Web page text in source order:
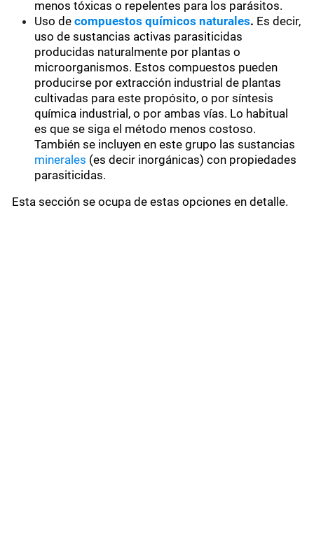
menos tóxicas o repelentes para los parásitos.
Uso decompuestos químicos naturales. Es decir,
uso de sustancias activas parasiticidas
producidas naturalmente por plantas o
microorganismos. Estos compuestos pueden
producirse por extracción industrial de plantas
cultivadas para este propósito, o por síntesis
química industrial, o por ambas vías. Lo habitual
es que se siga el método menos costoso.
También se incluyen en este grupo las sustancias
minerales (es decir inorgánicas) con propiedades
parasiticidas.
Esta sección se ocupa de estas opciones en detalle.